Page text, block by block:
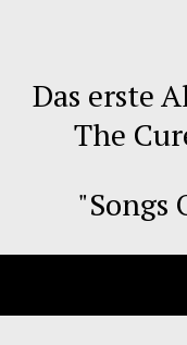
Das erste
The
"Songs